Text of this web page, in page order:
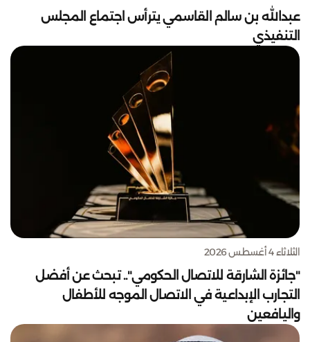
عبدالله بن سالم القاسمي يترأس اجتماع المجلس
التنفيذي
الثلاثاء 4 أغسطس 2026
"جائزة الشارقة للاتصال الحكومي".. تبحث عن أفضل
التجارب الإبداعية في الاتصال الموجه للأطفال
واليافعين